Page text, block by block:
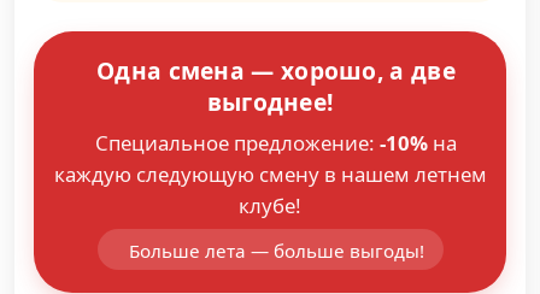
Одна смена — хорошо, а две
выгоднее!
Специальное предложение: -10% на
каждую следующую смену в нашем летнем
клубе!
Больше лета — больше выгоды!